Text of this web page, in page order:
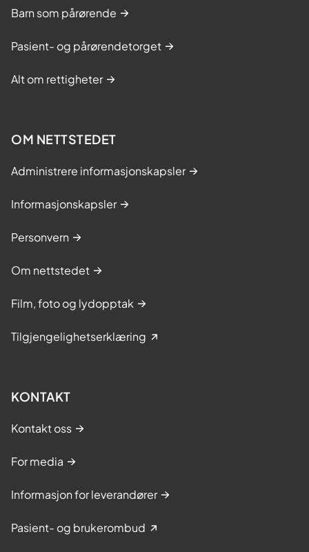
Barn som pårørende
Pasient- og pårørendetorget
Alt om rettigheter
OM NETTSTEDET
Administrere informasjonskapsler
Informasjonskapsler
Personvern
Om nettstedet
Film, foto og lydopptak
Tilgjengelighetserklæring
KONTAKT
Kontakt oss
For media
Informasjon for leverandører
Pasient- og brukerombud